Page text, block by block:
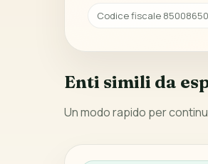
Codice fiscale
Enti simili da
Un modo rapido per